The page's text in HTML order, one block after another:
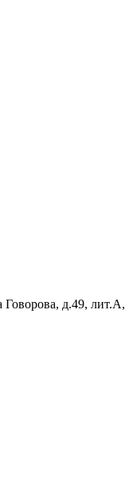
Говорова, д.49, лит.А,